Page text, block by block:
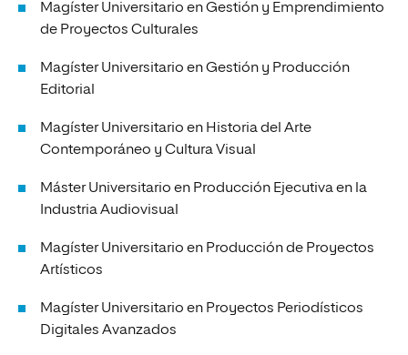
Magíster Universitario en Gestión y Emprendimiento
de Proyectos Culturales
Magíster Universitario en Gestión y Producción
Editorial
Magíster Universitario en Historia del Arte
Contemporáneo y Cultura Visual
Máster Universitario en Producción Ejecutiva en la
Industria Audiovisual
Magíster Universitario en Producción de Proyectos
Artísticos
Magíster Universitario en Proyectos Periodísticos
Digitales Avanzados